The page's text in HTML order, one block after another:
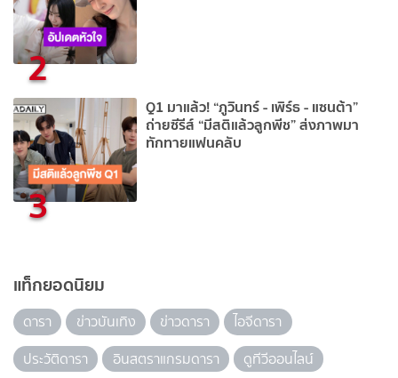
2
3
Q1 มาแล้ว! “ภูวินทร์ - เพิร์ธ - แซนต้า”
ถ่ายซีรีส์ “มีสติแล้วลูกพีช” ส่งภาพมา
ทักทายแฟนคลับ
แท็กยอดนิยม
ดารา ข่าวบันเทิง ข่าวดารา
ไอจีดารา
ประวัติดารา
อินสตราแกรมดารา
ดูทีวีออนไลน์